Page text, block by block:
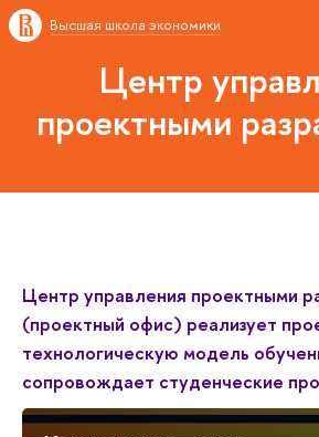
Высшая школа экономики
Центр
проектными
Центр управления проектными
(проектный офис) реализует
технологическую модель
сопровождает студенческие